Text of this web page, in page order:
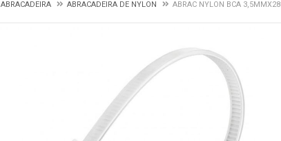
ABRACADEIRA ABRACADEIRA DE NYLON ABRAC NYLON BCA